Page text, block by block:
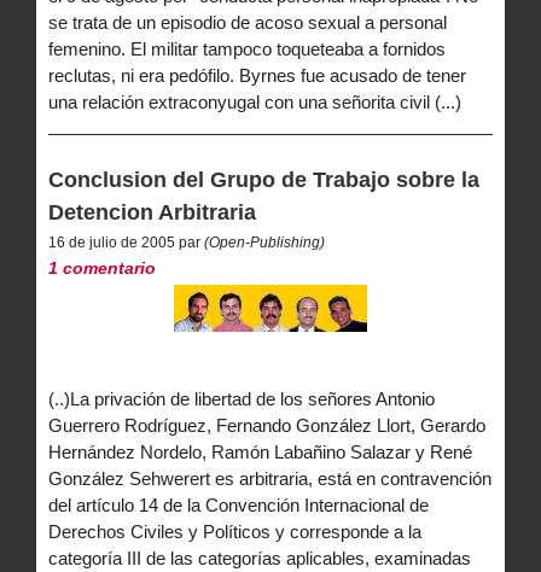
se trata de un episodio de acoso sexual a personal
femenino. El militar tampoco toqueteaba a fornidos
reclutas, ni era pedófilo. Byrnes fue acusado de tener
una relación extraconyugal con una señorita civil (...)
Conclusion del Grupo de Trabajo sobre la
Detencion Arbitraria
16 de julio de 2005 par (Open-Publishing)
1 comentario
(..)La privación de libertad de los señores Antonio
Guerrero Rodríguez, Fernando González Llort, Gerardo
Hernández Nordelo, Ramón Labañino Salazar y René
González Sehwerert es arbitraria, está en contravención
del artículo 14 de la Convención Internacional de
Derechos Civiles y Políticos y corresponde a la
categoría III de las categorías aplicables, examinadas